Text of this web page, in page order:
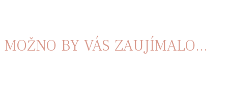
MOŽNO BY VÁS ZAUJÍMALO...